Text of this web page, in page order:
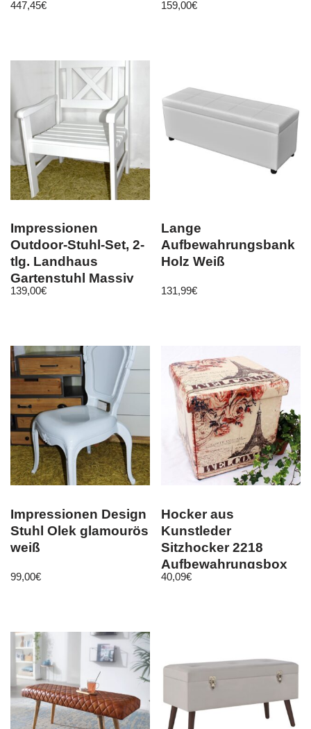
447,45€ 159,00€
Impressionen
Outdoor-Stuhl-Set, 2-
tlg. Landhaus
Gartenstuhl Massiv
Holz
139,00€
Lange
Aufbewahrungsbank
Holz Weiß
131,99€
Impressionen Design
Stuhl Olek glamourös
weiß
99,00€
Hocker aus
Kunstleder
Sitzhocker 2218
Aufbewahrungsbox
40 cm Sitzwürfel
40,09€